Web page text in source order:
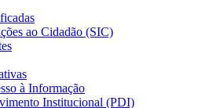
ao Cidadão (SIC)
à Informação
Institucional (PDI)